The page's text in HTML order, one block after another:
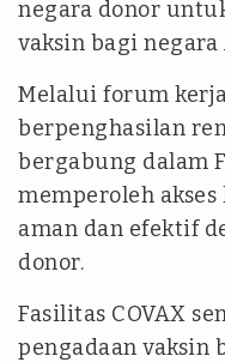
negara donor
vaksin bagi negara
Melalui forum
berpenghasilan
bergabung dalam
memperoleh akses
aman dan efektif
donor.
Fasilitas COVAX
pengadaan vaksin